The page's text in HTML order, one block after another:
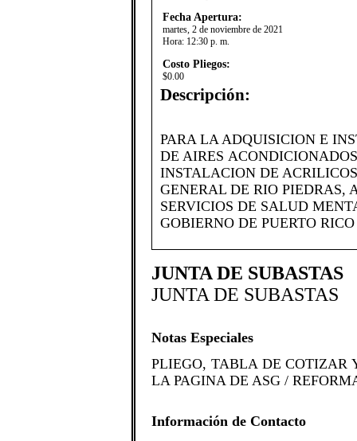
Fecha Apertura:
martes, 2 de noviembre de 2021
Hora: 12:30 p. m.
Costo Pliegos:
$0.00
Descripción:
PARA LA ADQUISICION E
DE AIRES
INSTALACION DE
GENERAL DE RIO PIEDRAS,
SERVICIOS DE SALUD
GOBIERNO DE PUERTO RICO
JUNTA DE SUBASTAS
JUNTA DE SUBASTAS
Notas Especiales
​PLIEGO, TABLA DE COTIZAR
LA PAGINA DE ASG /
Información de Contacto